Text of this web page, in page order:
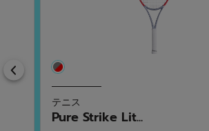
Previous
テニス
Pure Strike Lit...